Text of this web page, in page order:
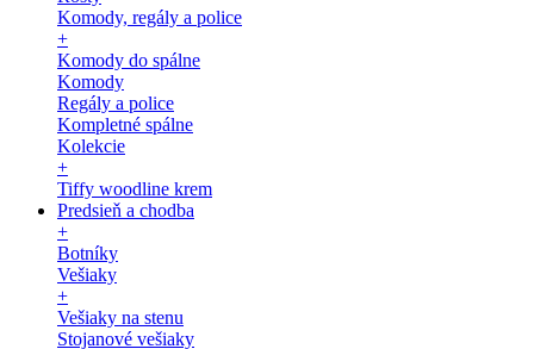
Komody, regály a police
+
Komody do spálne
Komody
Regály a police
Kompletné spálne
Kolekcie
+
Tiffy woodline krem
Predsieň a chodba
+
Botníky
Vešiaky
+
Vešiaky na stenu
Stojanové vešiaky